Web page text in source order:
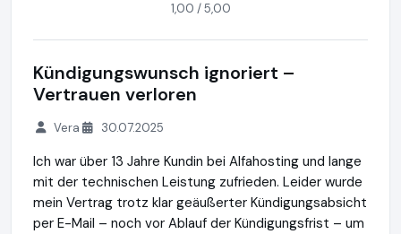
1,00 / 5,00
Kündigungswunsch ignoriert –
Vertrauen verloren
Vera 30.07.2025
Ich war über 13 Jahre Kundin bei Alfahosting und lange
mit der technischen Leistung zufrieden. Leider wurde
mein Vertrag trotz klar geäußerter Kündigungsabsicht
per E-Mail – noch vor Ablauf der Kündigungsfrist – um